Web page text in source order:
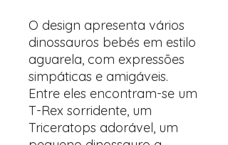
O design apresenta vários
dinossauros bebés em estilo
aguarela, com expressões
simpáticas e amigáveis.
Entre eles encontram-se um
T-Rex sorridente, um
Triceratops adorável, um